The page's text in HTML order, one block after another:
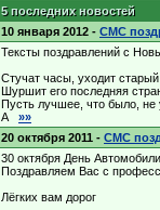
5 последних новостей
10 января 2012 - СМС
Тексты поздравлений с
Стучат часы, уходит старый
Шуршит его последняя
Пусть лучшее, что было, не
А »»
20 октября 2011 - СМС
30 октября День
Поздравляем Вас с
Лёгких вам дорог